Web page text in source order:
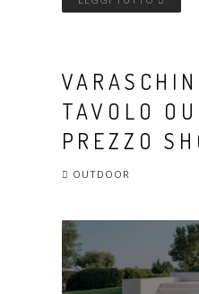
TAVOLO
PREZZO
OUTDOOR